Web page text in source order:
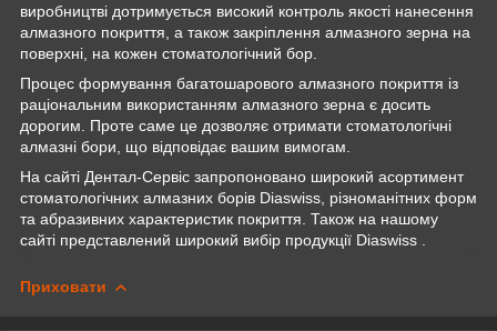
виробництві дотримується високий контроль якості нанесення
алмазного покриття, а також закріплення алмазного зерна на
поверхні, на кожен стоматологічний бор.
Процес формування багатошарового алмазного покриття із
раціональним використанням алмазного зерна є досить
дорогим. Проте саме це дозволяє отримати стоматологічні
алмазні бори, що відповідає вашим вимогам.
На сайті Дентал-Сервіс запропоновано широкий асортимент
стоматологічних алмазних борів Diaswiss, різноманітних форм
та абразивних характеристик покриття. Також на нашому
сайті представлений широкий вибір продукції Diaswiss .
Приховати